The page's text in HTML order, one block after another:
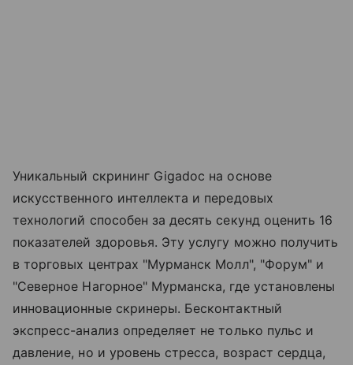
Уникальный скрининг Gigadoc на основе
искусственного интеллекта и передовых
технологий способен за десять секунд оценить 16
показателей здоровья. Эту услугу можно получить
в торговых центрах "Мурманск Молл", "Форум" и
"Северное Нагорное" Мурманска, где установлены
инновационные скринеры. Бесконтактный
экспресс-анализ определяет не только пульс и
давление, но и уровень стресса, возраст сердца,